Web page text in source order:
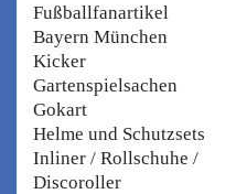
Fußballfanartikel
Bayern München
Kicker
Gartenspielsachen
Gokart
Helme und Schutzsets
Inliner / Rollschuhe /
Discoroller